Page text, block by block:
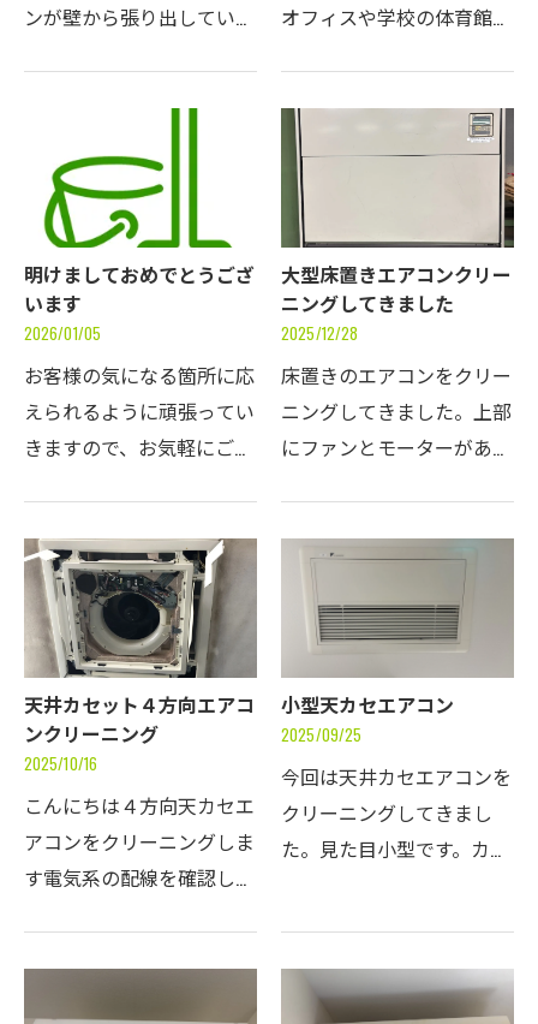
ンが壁から張り出している
の吹き出し口を見ると、黒
いカビが見えます。こ…
オフィスや学校の体育館な
レンパンが現れます。ドレ
ンパンには夏は水が溜まっ
ているので、水をこぼさ…
明けましておめでとうござ
います
2026/01/05
お客様の気になる箇所に応
えられるように頑張ってい
きますので、お気軽にご相
ます。
大型床置きエアコンクリー
ニングしてきました
2025/12/28
床置きのエアコンをクリー
ニングしてきました。上部
にファンとモーターがあり
いていました。熱交換器が
斜めなのと、ドレンパンが
小さいので高圧洗浄す…
天井カセット４方向エアコ
ンクリーニング
2025/10/16
こんにちは４方向天カセエ
アコンをクリーニングしま
す電気系の配線を確認しな
小型天カセエアコン
2025/09/25
今回は天井カセエアコンを
クリーニングしてきまし
た。見た目小型です。カバ
とコンパクト設計のタイプ